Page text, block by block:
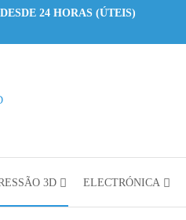
24 HORAS (ÚTEIS)
3D ELECTRÓNICA